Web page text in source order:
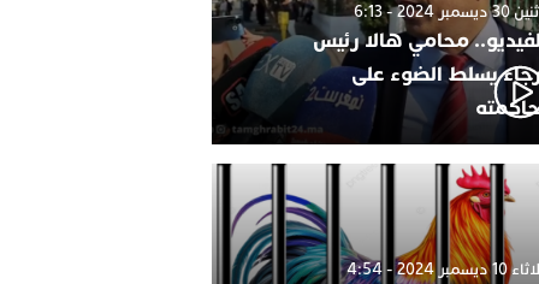
2024 - 6:13
محامي هالا رئيس
يسلط الضوء على
ديسمبر 2024 - 4:54